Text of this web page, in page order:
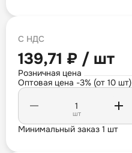
С НДС
139,71 ₽ / шт
Розничная цена
Оптовая цена -3% (от 10 шт)
шт
Минимальный заказ 1 шт